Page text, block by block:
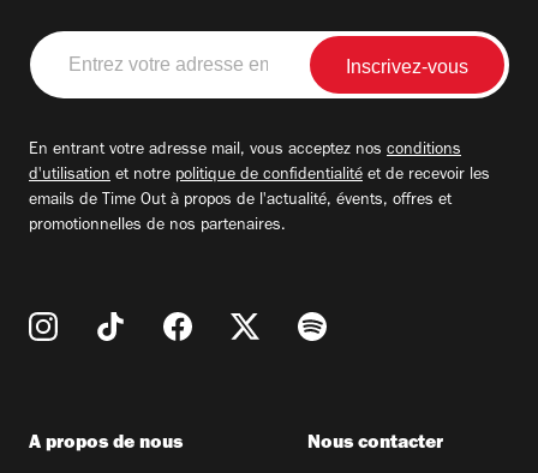
Entrez
votre
adresse
En entrant votre adresse mail, vous acceptez nos conditions
d'utilisation et notre politique de confidentialité et de recevoir les
emails de Time Out à propos de l'actualité, évents, offres et
promotionnelles de nos partenaires.
A propos de nous Nous contacter